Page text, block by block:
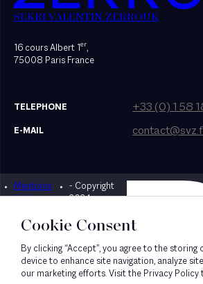
SEKRI VALENTIN ZERROUK
16 cours Albert 1er,
75008 Paris France
TELEPHONE +33 (0) 1 58
E-MAIL
Mentions
légales
- Copyright
2024
Designed by
Cookie Consent
By clicking “Accept”, you agree to the storing
device to enhance site navigation, analyze
our marketing efforts. Visit the Privacy